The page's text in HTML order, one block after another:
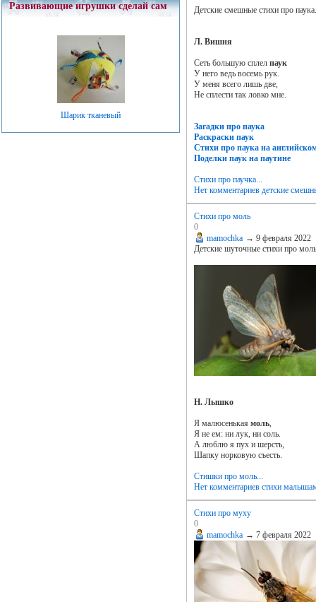
Развивающие игрушки сделай сам
Шарик тканевый
Детские смешные стихи про
Л. Вишня
Сеть большую сплел паук
У него ведь восемь рук.
У меня всего лишь две,
Не сплести так ловко мне.
Загадки про паука
Раскраски паук
Стихи про паука на
Поделки паук на паутине
Стихи про паучка...
Нет комментариев детские
Стихи про моль
0
mamochka → 9 февраля 2022
Детские шуточные стихи про
Н. Лышко
Я малюсенькая моль,
Я не ем: ни лук, ни соль.
А люблю я пух и шерсть,
Шапку норковую съесть.
Стишки про моль...
Нет комментариев стихи
Стихи про муху
0
mamochka → 7 февраля 2022